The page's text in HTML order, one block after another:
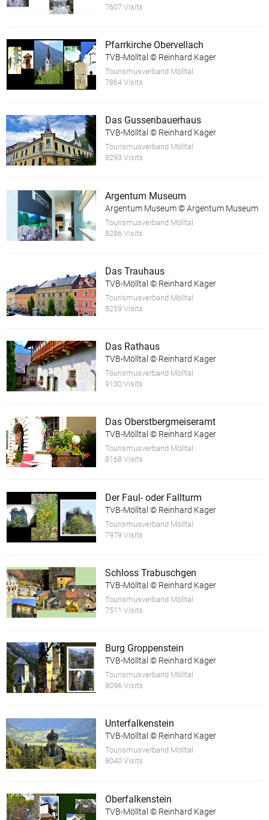
7607 Visits
Pfarrkirche Obervellach
TVB-Mölltal © Reinhard Kager
Tourismusverband Mölltal
7864 Visits
Das Gussenbauerhaus
TVB-Mölltal © Reinhard Kager
Tourismusverband Mölltal
8293 Visits
Argentum Museum
Argentum Museum © Argentum Museum
Tourismusverband Mölltal
8286 Visits
Das Trauhaus
TVB-Mölltal © Reinhard Kager
Tourismusverband Mölltal
8259 Visits
Das Rathaus
TVB-Mölltal © Reinhard Kager
Tourismusverband Mölltal
9130 Visits
Das Oberstbergmeiseramt
TVB-Mölltal © Reinhard Kager
Tourismusverband Mölltal
8168 Visits
Der Faul- oder Fallturm
TVB-Mölltal © Reinhard Kager
Tourismusverband Mölltal
7979 Visits
Schloss Trabuschgen
TVB-Mölltal © Reinhard Kager
Tourismusverband Mölltal
7511 Visits
Burg Groppenstein
TVB-Mölltal © Reinhard Kager
Tourismusverband Mölltal
8096 Visits
Unterfalkenstein
TVB-Mölltal © Reinhard Kager
Tourismusverband Mölltal
8040 Visits
Oberfalkenstein
TVB-Mölltal © Reinhard Kager